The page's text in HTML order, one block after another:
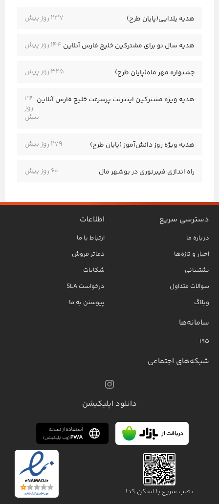
هدیه یلدایی(پایان طرح) 237 روز پیش
هدیه سال نو برای مشترکین خلیج فارس آنلاین 144 روز پیش
جشنواره مهر ماه(پایان طرح) 325 روز پیش
هدیه ویژه مشترکین اینترنت پرسرعت خلیج فارس آنلاین 194
روز
پیش
هدیه ویژه روز دانش‌آموز (پایان طرح) 279 روز پیش
راه اندازی فیبرنوری در بوشهر مال 60 روز پیش
دسترسی سریع
درباره ما
اخبار و تازه‌ها
پشتیبانی
سوالات متداول
وبلاگ
اطلاعات
ارتباط با ما
دفاتر فروش
شکایات
درخواست SLA
پیوستن به ما
سامانه‌ها
۱۹۵
شبکه‌های اجتماعی
دانلود اپلیکیشن
نصب سریع با اسکن کد!